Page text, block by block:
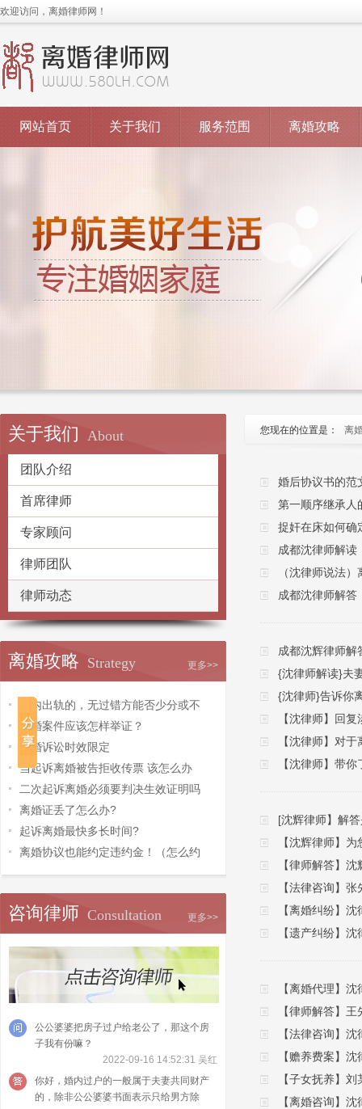
欢迎访问，离婚律师网！
网站首页 关于我们 服务范围 离婚攻略
关于我们 About
团队介绍
首席律师
专家顾问
律师团队
律师动态
离婚攻略 Strategy 更多>>
婚内出轨的，无过错方能否少分或不
离婚案件应该怎样举证？
离婚诉讼时效限定
当起诉离婚被告拒收传票 该怎么办
二次起诉离婚必须要判决生效证明吗
离婚证丢了怎么办?
起诉离婚最快多长时间?
离婚协议也能约定违约金！（怎么约
咨询律师 Consultation 更多>>
公公婆婆把房子过户给老公了，那这个房
子我有份嘛？
2022-09-16 14:52:31 吴红
你好，婚内过户的一般属于夫妻共同财产
的，除非公公婆婆书面表示只给男方除
您现在的位置是： 离
婚后协议书的范
第一顺序继承人
捉奸在床如何确
成都沈律师解读
（沈律师说法
成都沈律师解答
成都沈辉律师解
{沈律师解读}夫
{沈律师}告诉你
【沈律师】回
【沈律师】对
【沈律师】带
[沈辉律师】解
【沈辉律师】
【律师解答】
【法律咨询】
【离婚纠纷】
【遗产纠纷】
【离婚代理】
【律师解答】
【法律咨询】
【赡养费案】
【子女抚养】
【离婚咨询】